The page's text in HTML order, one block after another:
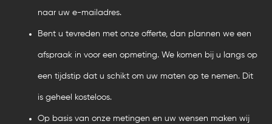
naar uw e-mailadres.
Bent u tevreden met onze offerte, dan plannen we een
afspraak in voor een opmeting. We komen bij u langs op
een tijdstip dat u schikt om uw maten op te nemen. Dit
is geheel kosteloos.
Op basis van onze metingen en uw wensen maken wij